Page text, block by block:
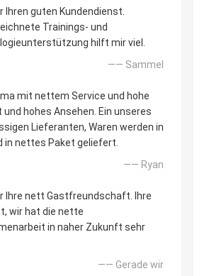
Ihren guten Kundendienst.
Trainings- und
hilft mir viel.
—— Sammel
mit nettem Service und hohe
und hohes Ansehen. Ein unseres
Lieferanten, Waren werden in
in nettes Paket geliefert.
—— Ryan
Ihre nett Gastfreundschaft. Ihre
wir hat die nette
in naher Zukunft sehr
—— Gerade wir